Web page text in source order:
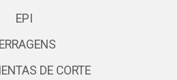
EPI
DE CORTE